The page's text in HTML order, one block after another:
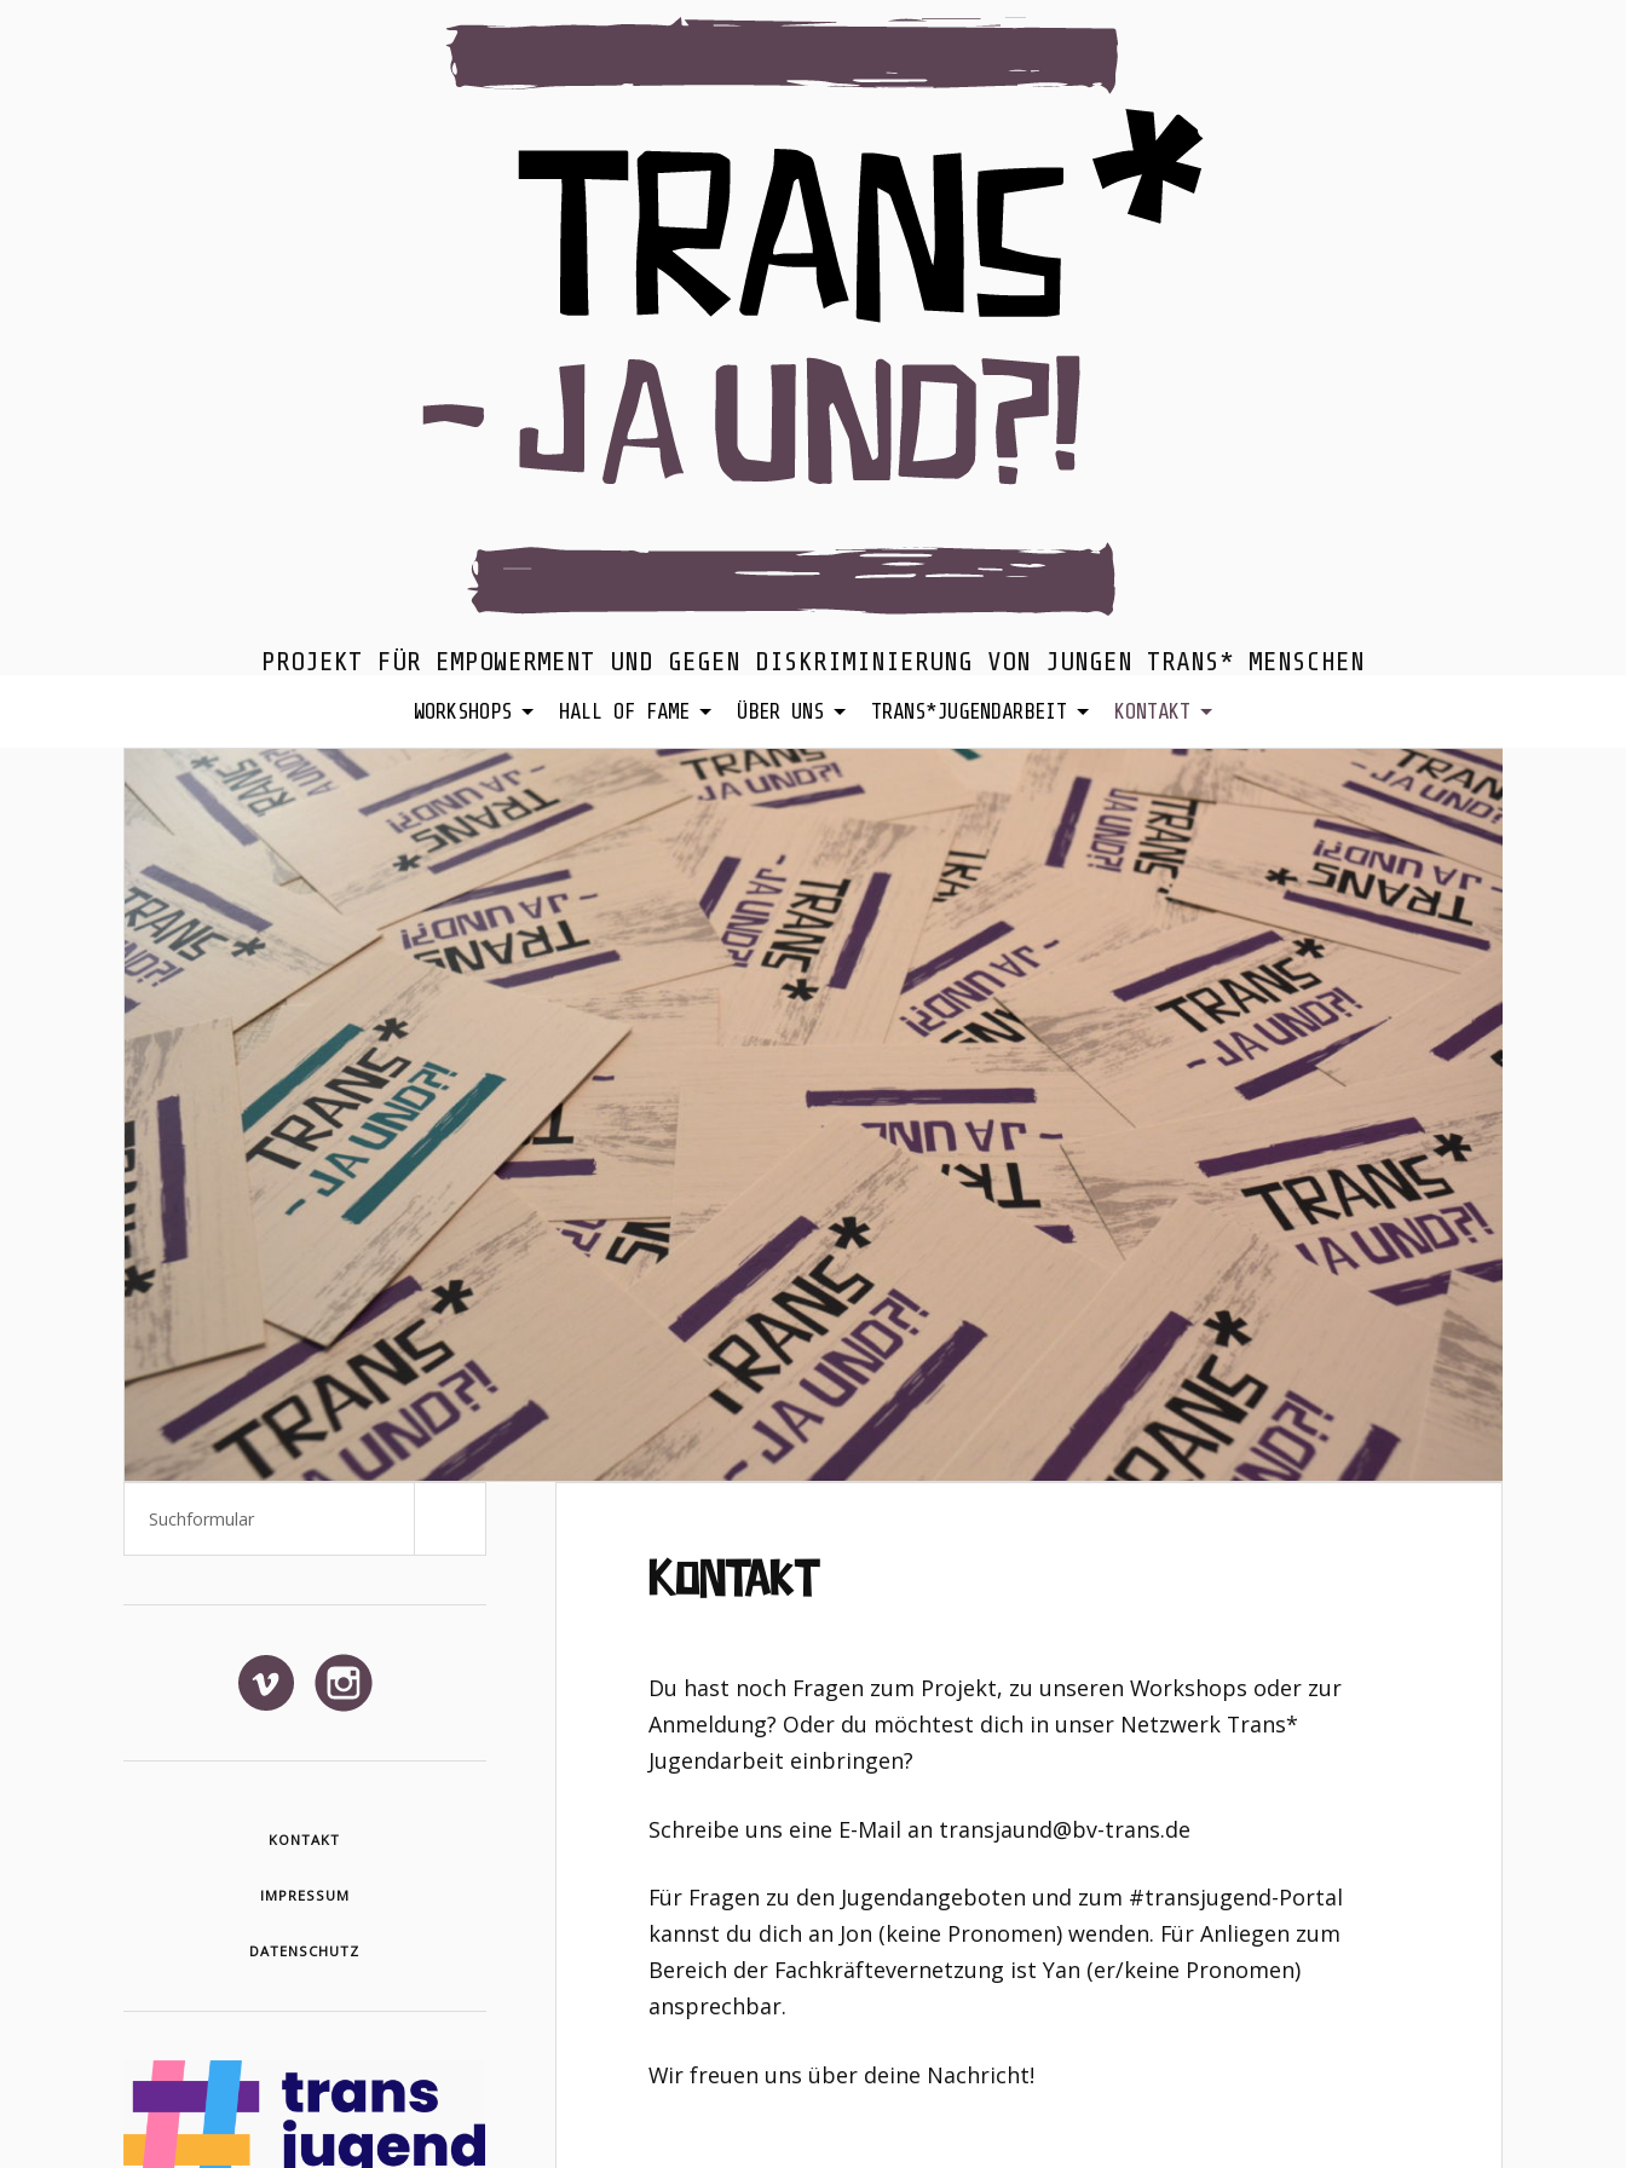
PROJEKT FÜR EMPOWERMENT UND GEGEN DISKRIMINIERUNG VON JUNGEN TRANS* MENSCHEN
WORKSHOPS HALL OF FAME ÜBER UNS TRANS*JUGENDARBEIT KONTAKT
Kontakt
Du hast noch Fragen zum Projekt, zu unseren Workshops oder zur
Anmeldung? Oder du möchtest dich in unser Netzwerk Trans*
Jugendarbeit einbringen?
Schreibe uns eine E-Mail an transjaund@bv-trans.de
Für Fragen zu den Jugendangeboten und zum #transjugend-Portal
kannst du dich an Jon (keine Pronomen) wenden. Für Anliegen zum
Bereich der Fachkräftevernetzung ist Yan (er/keine Pronomen)
ansprechbar.
Wir freuen uns über deine Nachricht!
KONTAKT
IMPRESSUM
DATENSCHUTZ